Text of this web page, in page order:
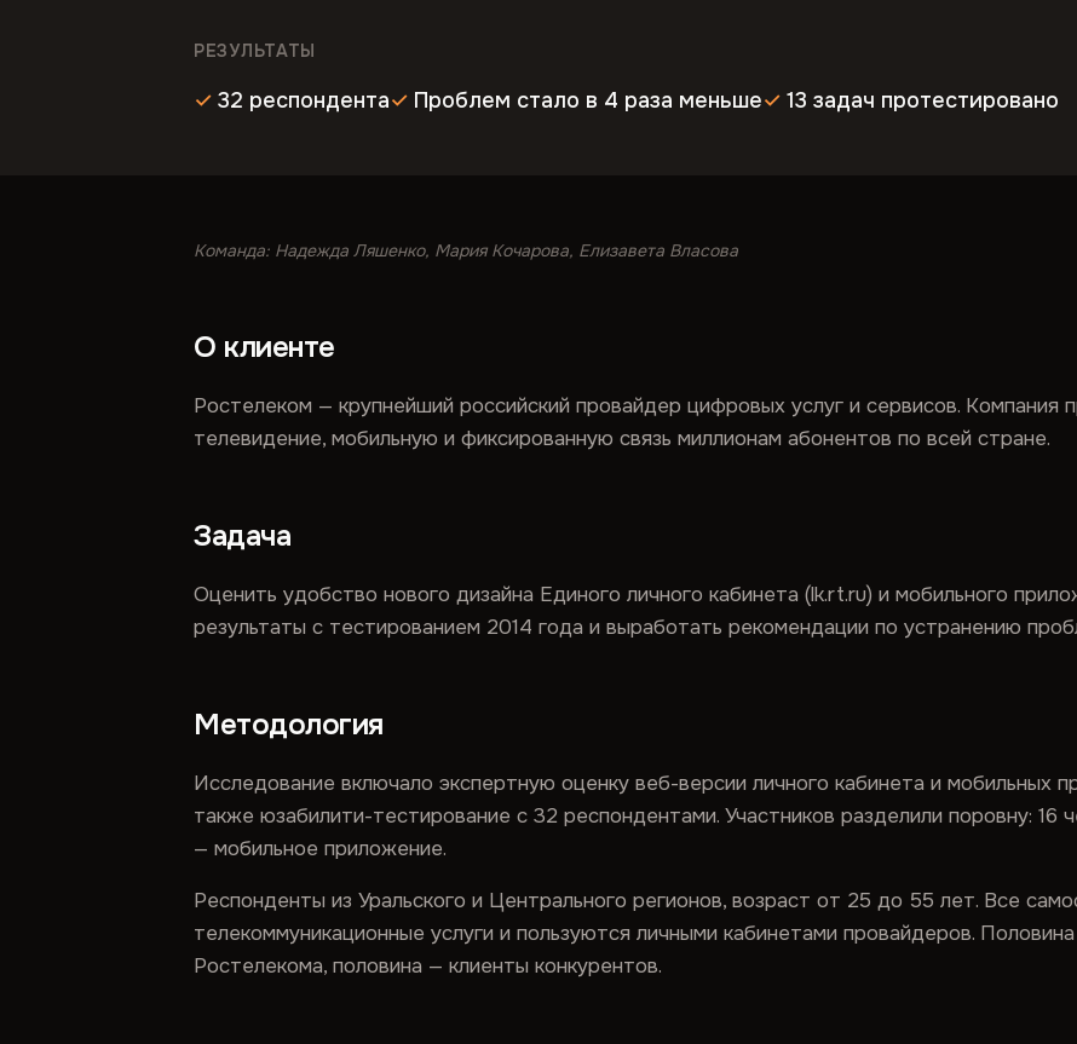
РЕЗУЛЬТАТЫ
32 респондента Проблем стало в 4 раза меньше 13 задач протестировано
Команда: Надежда Ляшенко, Мария Кочарова, Елизавета Власова
О клиенте
Ростелеком — крупнейший российский провайдер цифровых услуг и сервисов. Компания
телевидение, мобильную и фиксированную связь миллионам абонентов по всей стране.
Задача
Оценить удобство нового дизайна Единого личного кабинета (lk.rt.ru) и мобильного
результаты с тестированием 2014 года и выработать рекомендации по устранению
Методология
Исследование включало экспертную оценку веб-версии личного кабинета и мобильных
также юзабилити-тестирование с 32 респондентами. Участников разделили поровну: 16
— мобильное приложение.
Респонденты из Уральского и Центрального регионов, возраст от 25 до 55 лет. Все
телекоммуникационные услуги и пользуются личными кабинетами провайдеров.
Ростелекома, половина — клиенты конкурентов.